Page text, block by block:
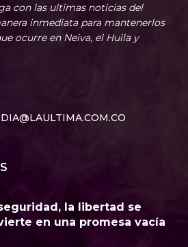
con las ultimas noticias del
inmediata para mantenerlos
ocurre en Neiva, el Huila y
la libertad se
en una promesa vacía